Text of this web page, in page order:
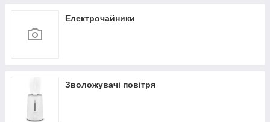
Електрочайники
Зволожувачі повітря